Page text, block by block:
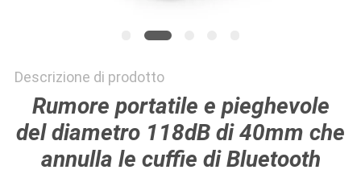
Descrizione di prodotto
Rumore portatile e pieghevole
del diametro 118dB di 40mm che
annulla le cuffie di Bluetooth